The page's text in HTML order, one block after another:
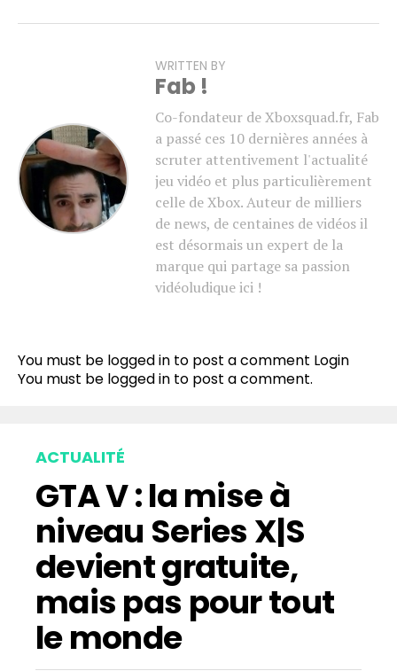
WRITTEN BY
Fab !
Co-fondateur de Xboxsquad.fr, Fab
a passé ces 10 dernières années à
scruter attentivement l'actualité
jeu vidéo et plus particulièrement
celle de Xbox. Auteur de milliers
de news, de centaines de vidéos il
est désormais un expert de la
marque qui partage sa passion
vidéoludique ici !
You must be logged in to post a comment Login
You must be logged in to post a comment.
ACTUALITÉ
GTA V : la mise à
niveau Series X|S
devient gratuite,
mais pas pour tout
le monde